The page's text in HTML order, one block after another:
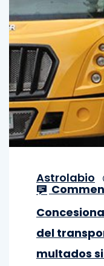
Astrolabio
del
multados